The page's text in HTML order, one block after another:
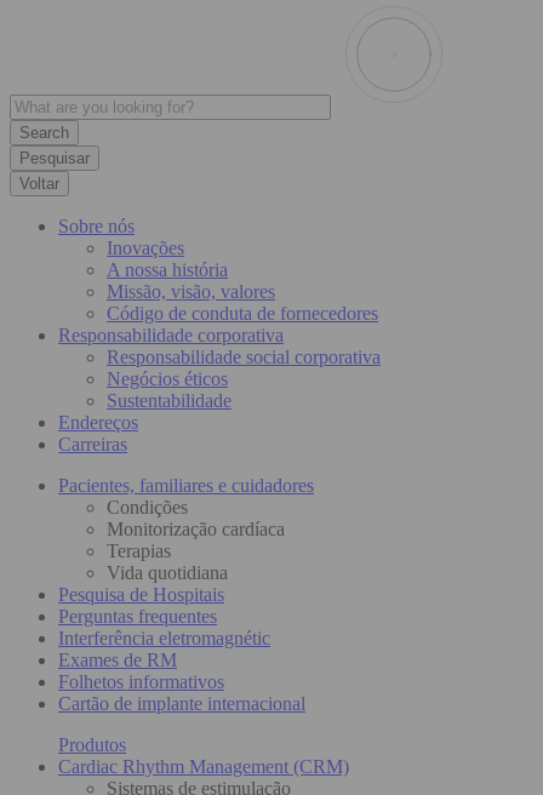
Pesquisar
Voltar
Sobre nós
Inovações
A nossa história
Missão, visão, valores
Código de conduta de fornecedores
Responsabilidade corporativa
Responsabilidade social corporativa
Negócios éticos
Sustentabilidade
Endereços
Carreiras
Pacientes, familiares e cuidadores
Condições
Monitorização cardíaca
Terapias
Vida quotidiana
Pesquisa de Hospitais
Perguntas frequentes
Interferência eletromagnétic
Exames de RM
Folhetos informativos
Cartão de implante internacional
Produtos
Cardiac Rhythm Management (CRM)
Sistemas de estimulação